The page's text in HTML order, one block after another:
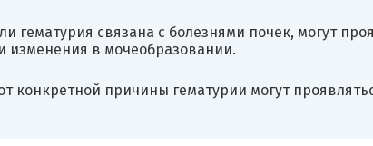
гематурия связана с болезнями почек, могут
изменения в мочеобразовании.
конкретной причины гематурии могут